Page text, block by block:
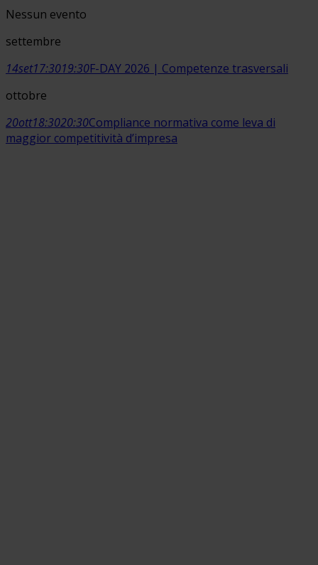
Nessun evento
settembre
14set17:3019:30F-DAY 2026 | Competenze trasversali
ottobre
20ott18:3020:30Compliance normativa come leva di
maggior competitività d’impresa